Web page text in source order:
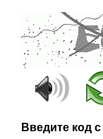
Введите код